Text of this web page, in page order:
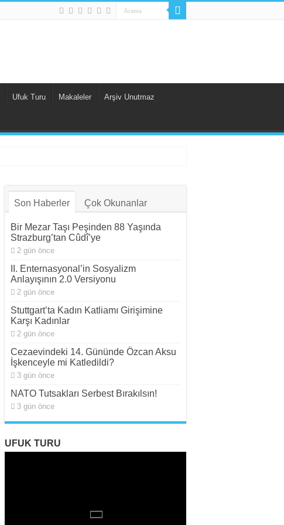
Ufuk Turu Makaleler Arşiv Unutmaz
Son Haberler Çok Okunanlar
Bir Mezar Taşı Peşinden 88 Yaşında
Strazburg’tan Cûdî’ye
2 gün önce
II. Enternasyonal’in Sosyalizm
Anlayışının 2.0 Versiyonu
2 gün önce
Stuttgart’ta Kadın Katliamı Girişimine
Karşı Kadınlar
2 gün önce
Cezaevindeki 14. Gününde Özcan Aksu
İşkenceyle mi Katledildi?
3 gün önce
NATO Tutsakları Serbest Bırakılsın!
3 gün önce
UFUK TURU